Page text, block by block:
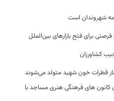
شهروندان است
برای فتح بازارهای بین‌الملل
قطرات خون شهید متولد می‌شوند
کانون های فرهنگی هنری مساجد با